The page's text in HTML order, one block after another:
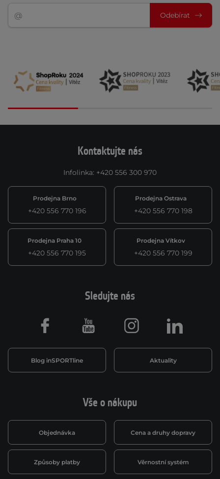
Odebírat
Kontaktujte nás
Infolinka: +420 556 300 970
Prodejna Brno
+420 556 770 196
Prodejna Ostrava
+420 556 770 198
Prodejna Praha 10
+420 556 770 195
Prodejna Vítkov
+420 556 770 199
Vše o nákupu
Objednávka Cena a druhy dopravy
Způsoby platby Věrnostní systém
Sledujte nás
Blog inSPORTline Aktuality
Facebook Youtube Instagram LinkedIn